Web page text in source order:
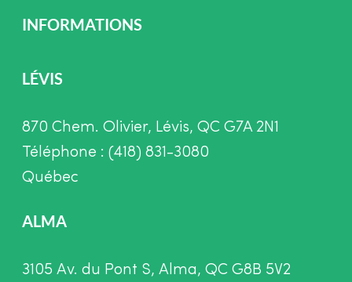
INFORMATIONS
LÉVIS
870 Chem. Olivier, Lévis, QC G7A 2N1
Téléphone : (418) 831-3080
Québec
ALMA
3105 Av. du Pont S, Alma, QC G8B 5V2